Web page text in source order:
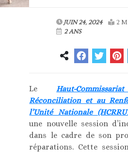
JUIN 24, 2024
2
2 ANS
LeHaut-
Réconciliation et au
l’Unité Nationale
une nouvelle session
dans le cadre de son
réparations. Cette